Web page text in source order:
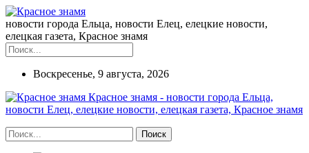
новости города Ельца, новости Елец, елецкие новости,
елецкая газета, Красное знамя
Воскресенье, 9 августа, 2026
Красное знамя - новости города Ельца,
новости Елец, елецкие новости, елецкая газета, Красное знамя